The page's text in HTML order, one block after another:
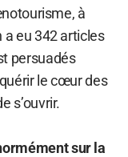
à
a eu 342 articles
persuadés
le cœur des
s’ouvrir.
sur la